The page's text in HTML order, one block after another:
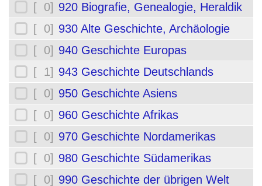
[ 0] 920 Biografie, Genealogie, Heraldik
[ 0] 930 Alte Geschichte, Archäologie
[ 0] 940 Geschichte Europas
[ 1] 943 Geschichte Deutschlands
[ 0] 950 Geschichte Asiens
[ 0] 960 Geschichte Afrikas
[ 0] 970 Geschichte Nordamerikas
[ 0] 980 Geschichte Südamerikas
[ 0] 990 Geschichte der übrigen Welt